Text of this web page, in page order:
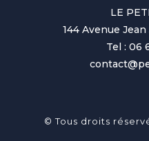
LE
144 Avenue
Tel : 06
© Tous droits